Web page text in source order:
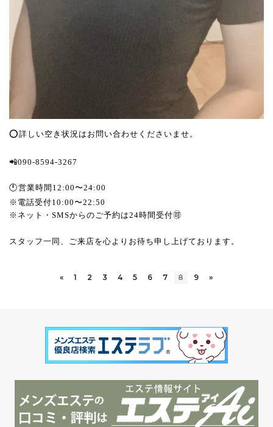
⭕️詳しい空き状況はお問い合わせくださいませ。
📲090-8594-3267
🕛営業時間12:00〜24:00
※電話受付10:00〜22:50
※ネット・SMSからのご予約は24時間受付🉑
スタッフ一同、ご来店を心よりお待ち申し上げております。
« 1 2 3 4 5 6 7 8 9 »